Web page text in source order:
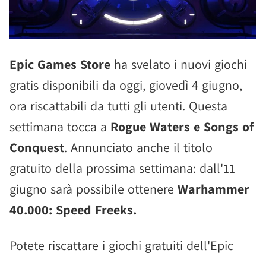
Epic Games Store ha svelato i nuovi giochi
gratis disponibili da oggi, giovedì 4 giugno,
ora riscattabili da tutti gli utenti. Questa
settimana tocca a Rogue Waters e Songs of
Conquest. Annunciato anche il titolo
gratuito della prossima settimana: dall'11
giugno sarà possibile ottenere Warhammer
40.000: Speed Freeks.
Potete riscattare i giochi gratuiti dell'Epic